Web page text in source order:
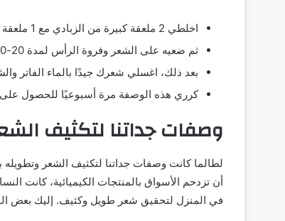
اخلطي 2 ملعقة كبيرة من الزبادي مع 1 ملعقة كبيرة من العسل حتى يصبح الخليط متماسكًا.
ثم ضعيه على الشعر وفروة الرأس لمدة 20-30 دقيقة.
بعد ذلك، اغسلي شعرك جيدًا بالماء الفاتر
كرري هذه الوصفة مرة أسبوعيًا للحصول على
وصفات جداتنا لتكثيف
لطالما كانت وصفات جداتنا لتكثيف الشعر
أن تزدحم الأسواق بالمنتجات الكيميائية، كانت
في المنزل لتحقيق شعر طويل وكثيف. إليك بعض